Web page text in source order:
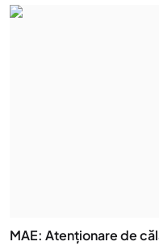
MAE: Atenţionare de